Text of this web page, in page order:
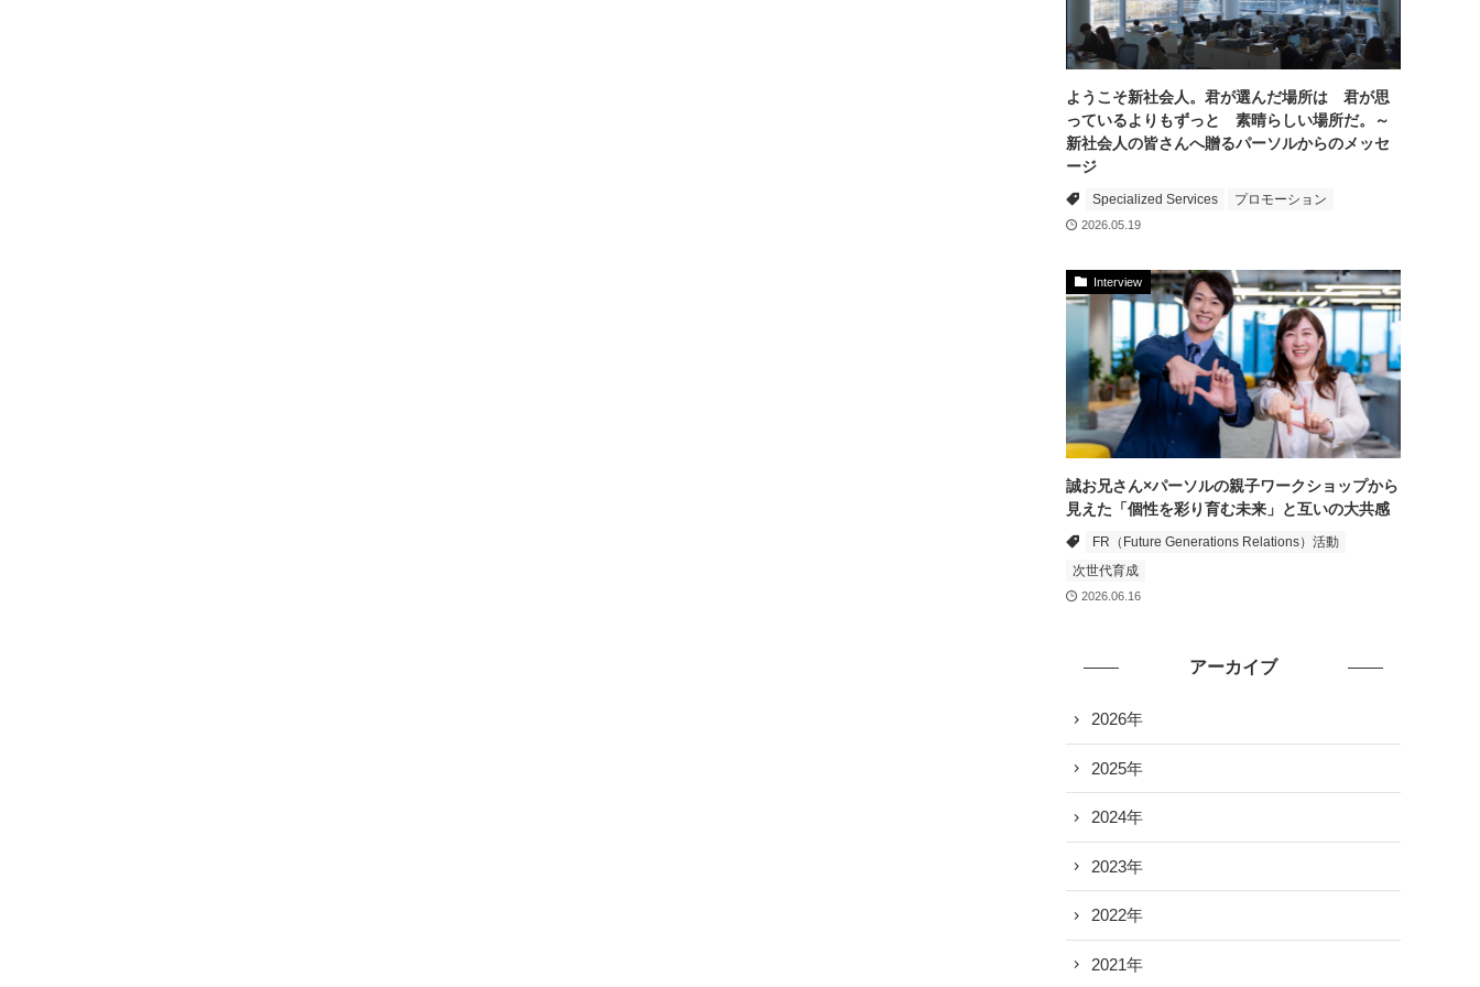
ようこそ新社会人。君が選んだ場所は 君が思
っているよりもずっと 素晴らしい場所だ。～
新社会人の皆さんへ贈るパーソルからのメッセ
ージ
Specialized Services プロモーション
2026.05.19
Interview
誠お兄さん×パーソルの親子ワークショップから
見えた「個性を彩り育む未来」と互いの大共感
FR（Future Generations Relations）活動
次世代育成
2026.06.16
アーカイブ
2026年
2025年
2024年
2023年
2022年
2021年